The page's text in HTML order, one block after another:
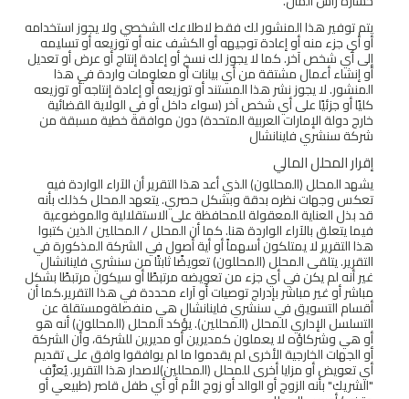
يتم توفير هذا المنشور لك فقط لاطلاعك الشخصي ولا يجوز استخدامه
أو أي جزء منه أو إعادة توجيهه أو الكشف عنه أو توزيعه أو تسليمه
إلى أي شخص آخر. كما لا يجوز لك نسخ أو إعادة إنتاج أو عرض أو تعديل
أو إنشاء أعمال مشتقة من أي بيانات أو معلومات واردة في هذا
المنشور. لا يجوز نشر هذا المستند أو توزيعه أو إعادة إنتاجه أو توزيعه
كليًا أو جزئيًا على أي شخص آخر (سواء داخل أو في الولاية القضائية
خارج دولة الإمارات العربية المتحدة) دون موافقة خطية مسبقة من
شركة سنشري فاينانشال
إقرار المحلل المالي
يشهد المحلل (المحللون) الذي أعد هذا التقرير أن الآراء الواردة فيه
تعكس وجهات نظره بدقة وبشكل حصري. يتعهد المحلل كذلك بأنه
قد بذل العناية المعقولة للمحافظة على الاستقلالية والموضوعية
فيما يتعلق بالآراء الواردة هنا. كما أن المحلل / المحللين الذين كتبوا
هذا التقرير لا يمتلكون أسهماً أو أية أصول في الشركة المذكورة في
التقرير. يتلقى المحلل (المحللون) تعويضًا ثابتًا من سنشري فاينانشال
غير أنه لم يكن في أي جزء من تعويضه مرتبطًا أو سيكون مرتبطًا بشكل
مباشر أو غير مباشر بإدراج توصيات أو آراء محددة في هذا التقرير.كما أن
أقسام التسويق في سنشري فاينانشال هي منفصلةومستقلة عن
التسلسل الإداري للمحلل (المحللين). يؤكد المحلل (المحللون) أنه هو
أو هي وشركاؤه لا يعملون كمديرين أو مديرين للشركة، وأن الشركة
أو الجهات الخارجية الأخرى لم يقدموا ما لم يوافقوا وافق على تقديم
أي تعويض أو مزايا أخرى للمحلل (المحللين)لاصدار هذا التقرير. يُعرَّف
"الشريك" بأنه الزوج أو الوالد أو زوج الأم أو أي طفل قاصر (طبيعي أو